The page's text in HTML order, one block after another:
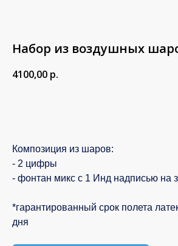
Набор из воздушных
4100,00 р.
Композиция из шаров:
- 2 цифры
- фонтан микс с 1 Инд надписью на
*гарантированный срок полета
дня